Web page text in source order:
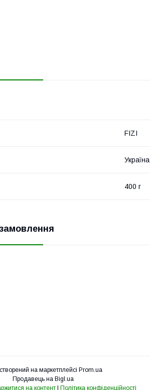
FIZI
Україна
400 г
на маркетплейсі Prom.ua
Продавець на Bigl.ua
на контент | Політика конфіденційності